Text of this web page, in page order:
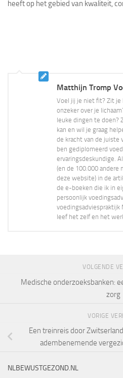
heeft op het gebied van kwaliteit,
Matthijn Tromp
Voel jij je niet fit? Zit je
onzeker over je
leuke dingen te doen?
kan en wil je graag
de kracht van de juiste
ben gediplomeerd
ervaringsdeskundige.
(en de 100.000 andere
deze website) in de
de e-boeken die ik in
persoonlijk
voedingsadviespraktijk
leef het zelf en het
VOLGENDE
Medische onderzoeksbanken:
zorg
VORIGE
Een treinreis door
adembenemende
NLBEWUSTGEZOND.NL